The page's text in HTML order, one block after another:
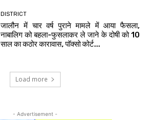
DISTRICT
जालौन में चार वर्ष पुराने मामले में आया फैसला,
नाबालिग को बहला-फुसलाकर ले जाने के दोषी को 10
साल का कठोर कारावास, पॉक्सो कोर्ट...
Load more
- Advertisement -